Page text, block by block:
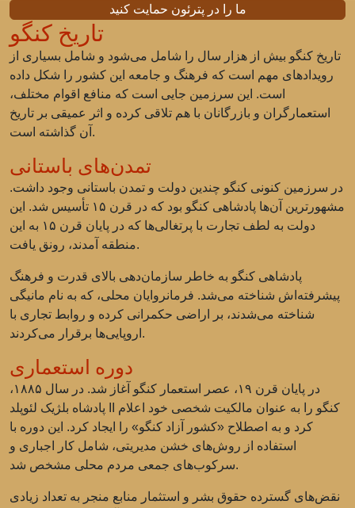
ما را در پترئون حمایت کنید
تاریخ کنگو
تاریخ کنگو بیش از هزار سال را شامل می‌شود و شامل بسیاری از
رویدادهای مهم است که فرهنگ و جامعه این کشور را شکل داده
است. این سرزمین جایی است که منافع اقوام مختلف،
استعمارگران و بازرگانان با هم تلاقی کرده و اثر عمیقی بر تاریخ
آن گذاشته است.
تمدن‌های باستانی
در سرزمین کنونی کنگو چندین دولت و تمدن باستانی وجود داشت.
مشهورترین آن‌ها پادشاهی کنگو بود که در قرن ۱۵ تأسیس شد. این
دولت به لطف تجارت با پرتغالی‌ها که در پایان قرن ۱۵ به این
منطقه آمدند، رونق یافت.
پادشاهی کنگو به خاطر سازمان‌دهی بالای قدرت و فرهنگ
پیشرفته‌اش شناخته می‌شد. فرمانروایان محلی، که به نام مانیگی
شناخته می‌شدند، بر اراضی حکمرانی کرده و روابط تجاری با
اروپایی‌ها برقرار می‌کردند.
دوره استعماری
در پایان قرن ۱۹، عصر استعمار کنگو آغاز شد. در سال ۱۸۸۵،
پادشاه بلژیک لئوپلد II کنگو را به عنوان مالکیت شخصی خود اعلام
کرد و به اصطلاح «کشور آزاد کنگو» را ایجاد کرد. این دوره با
استفاده از روش‌های خشن مدیریتی، شامل کار اجباری و
سرکوب‌های جمعی مردم محلی مشخص شد.
نقض‌های گسترده حقوق بشر و استثمار منابع منجر به تعداد زیادی